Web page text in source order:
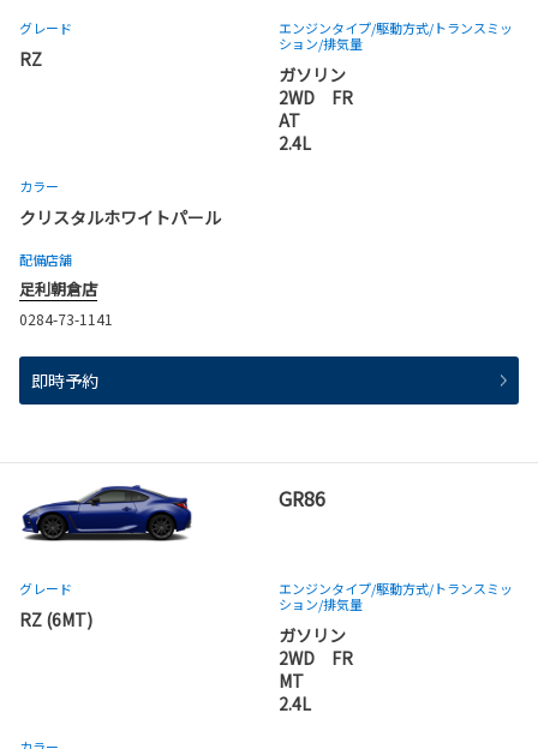
グレード
RZ
エンジンタイプ/駆動方式/トランスミッ
ション/排気量
ガソリン
2WD FR
AT
2.4L
カラー
クリスタルホワイトパール
配備店舗
足利朝倉店
0284-73-1141
即時予約
GR86
グレード
RZ (6MT)
エンジンタイプ/駆動方式/トランスミッ
ション/排気量
ガソリン
2WD FR
MT
2.4L